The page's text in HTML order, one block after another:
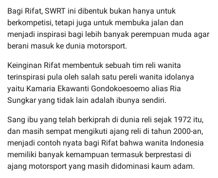
Bagi Rifat, SWRT ini dibentuk bukan hanya untuk
berkompetisi, tetapi juga untuk membuka jalan dan
menjadi inspirasi bagi lebih banyak perempuan muda agar
berani masuk ke dunia motorsport.
Keinginan Rifat membentuk sebuah tim reli wanita
terinspirasi pula oleh salah satu pereli wanita idolanya
yaitu Kamaria Ekawanti Gondokoesoemo alias Ria
Sungkar yang tidak lain adalah ibunya sendiri.
Sang ibu yang telah berkiprah di dunia reli sejak 1972 itu,
dan masih sempat mengikuti ajang reli di tahun 2000-an,
menjadi contoh nyata bagi Rifat bahwa wanita Indonesia
memiliki banyak kemampuan termasuk berprestasi di
ajang motorsport yang masih didominasi kaum adam.